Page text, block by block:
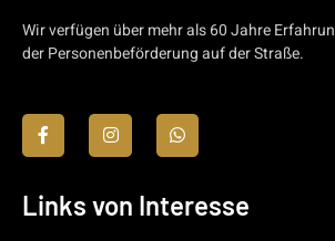
Wir verfügen über mehr als 60 Jahre
der Personenbeförderung auf der Straße.
Links von Interesse